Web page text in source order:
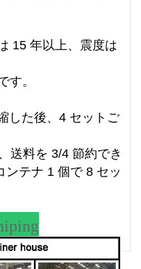
15 年以上、震度は
す。
した後、4 セットご
送料を 3/4 節約でき
ンテナ 1 個で 8 セッ